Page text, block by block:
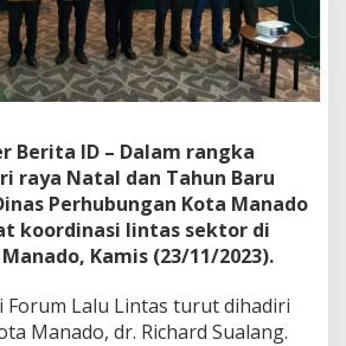
k
o
t
M
a
a
d
o
G
e
l
a
R
a
Berita ID – Dalam rangka
raya Natal dan Tahun Baru
Perhubungan Kota Manado
koordinasi lintas sektor di
Kamis (23/11/2023).
Forum Lalu Lintas turut dihadiri
Manado, dr. Richard Sualang.